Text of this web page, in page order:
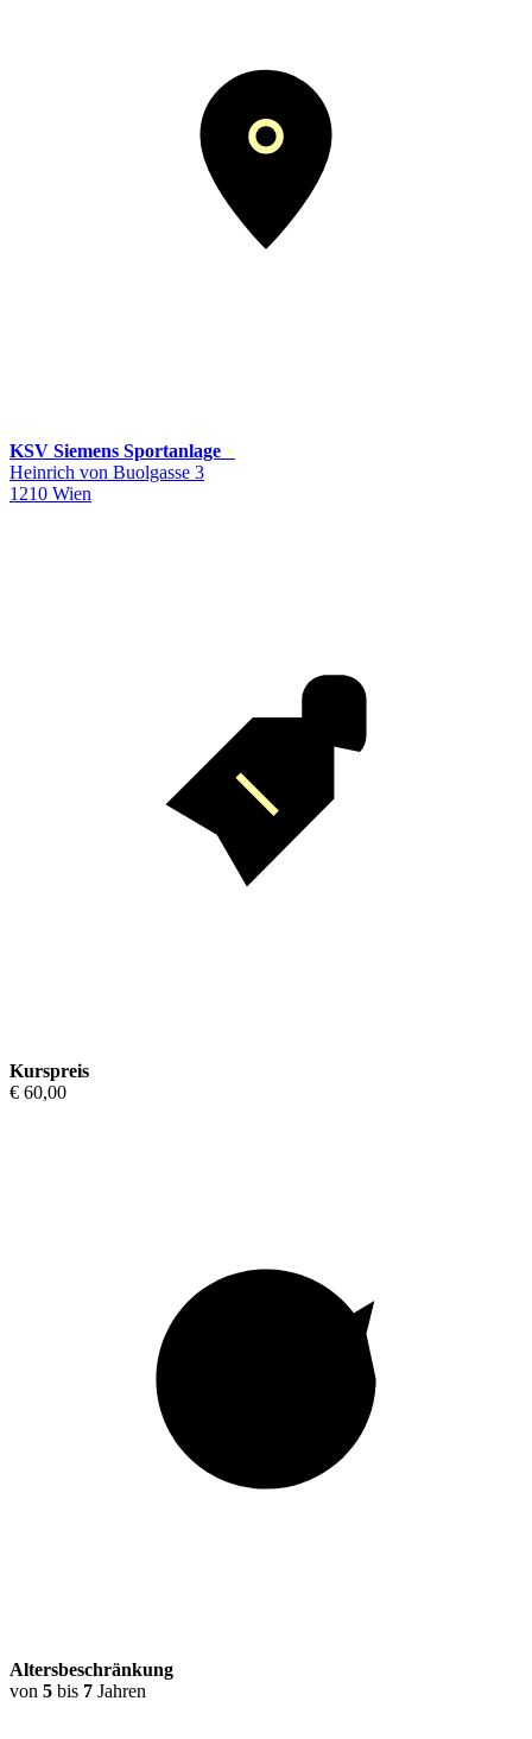
KSV Siemens Sportanlage »
Heinrich von Buolgasse 3
1210 Wien
Kurspreis
€ 60,00
Altersbeschränkung
von 5 bis 7 Jahren